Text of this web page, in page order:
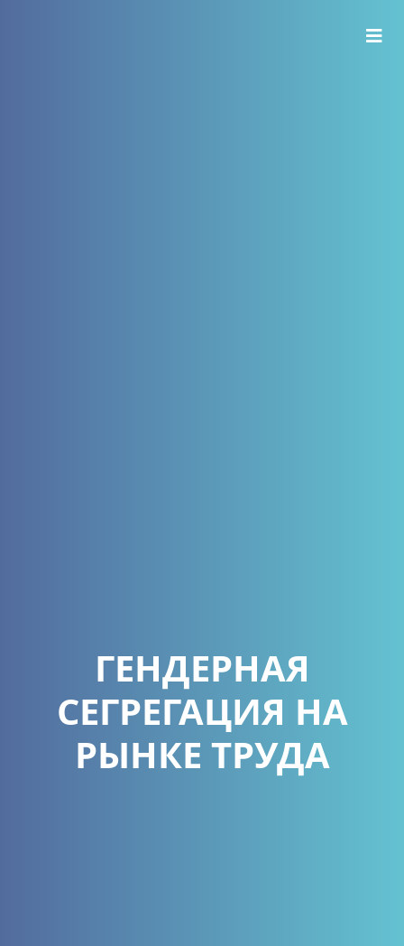
ГЕНДЕРНАЯ
СЕГРЕГАЦИЯ НА
РЫНКЕ ТРУДА